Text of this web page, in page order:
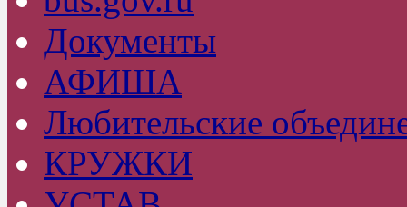
Документы
АФИША
Любительские
КРУЖКИ